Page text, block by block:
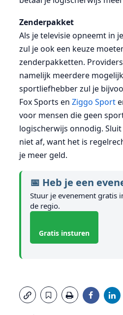
Zenderpakket
Als je televisie opneemt in
zul je ook een keuze
zenderpakketten.
namelijk meerdere
sportliefhebber zul je
Fox Sports en Ziggo Sport
voor mensen die geen
logischerwijs onnodig.
niet af, want het is
je meer geld.
📅 Heb je een
Stuur je evenement gratis
de regio.
Gratis insturen